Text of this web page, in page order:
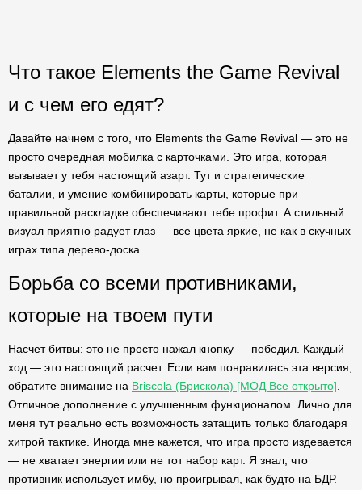
Что такое Elements the Game Revival
и с чем его едят?
Давайте начнем с того, что Elements the Game Revival — это не
просто очередная мобилка с карточками. Это игра, которая
вызывает у тебя настоящий азарт. Тут и стратегические
баталии, и умение комбинировать карты, которые при
правильной раскладке обеспечивают тебе профит. А стильный
визуал приятно радует глаз — все цвета яркие, не как в скучных
играх типа дерево-доска.
Борьба со всеми противниками,
которые на твоем пути
Насчет битвы: это не просто нажал кнопку — победил. Каждый
ход — это настоящий расчет. Если вам понравилась эта версия,
обратите внимание на Briscola (Брискола) [МОД Все открыто]
Отличное дополнение с улучшенным функционалом. Лично для
меня тут реально есть возможность затащить только благодаря
хитрой тактике. Иногда мне кажется, что игра просто издевается
— не хватает энергии или не тот набор карт. Я знал, что
противник использует имбу, но проигрывал, как будто на БДР.